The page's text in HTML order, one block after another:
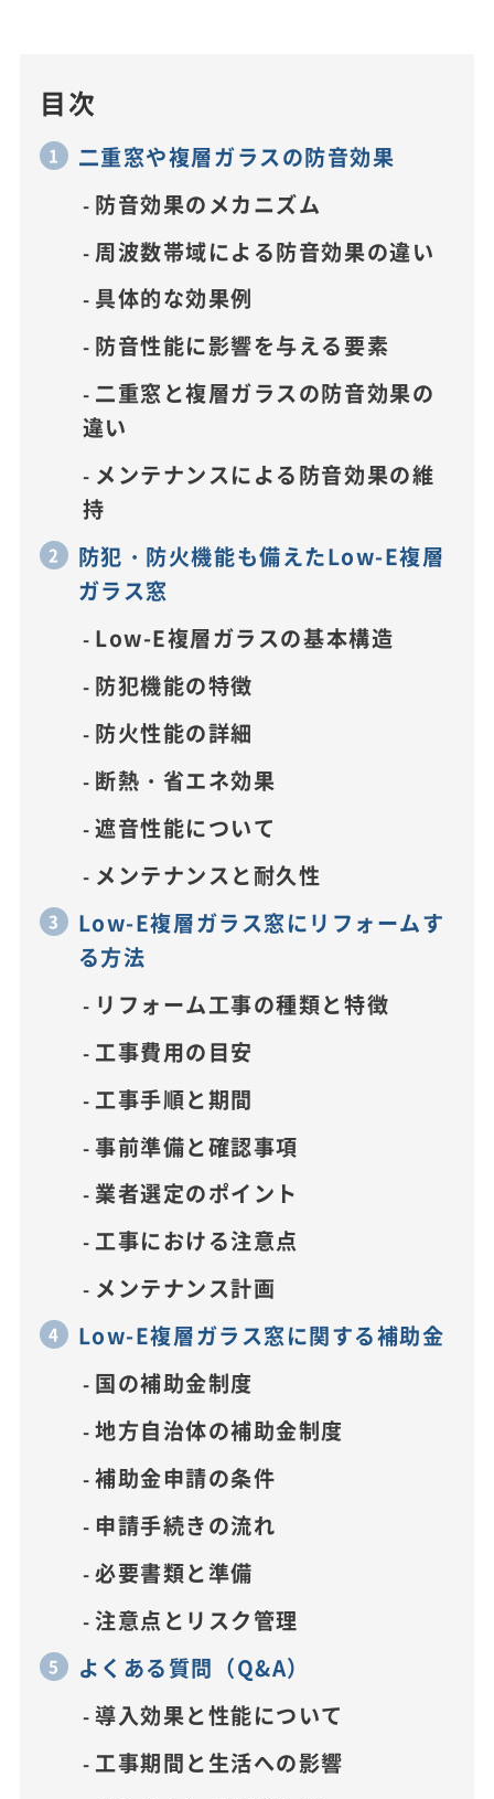
目次
二重窓や複層ガラスの防音効果
防音効果のメカニズム
周波数帯域による防音効果の違い
具体的な効果例
防音性能に影響を与える要素
二重窓と複層ガラスの防音効果の
違い
メンテナンスによる防音効果の維
持
防犯・防火機能も備えたLow-E複層
ガラス窓
Low-E複層ガラスの基本構造
防犯機能の特徴
防火性能の詳細
断熱・省エネ効果
遮音性能について
メンテナンスと耐久性
Low-E複層ガラス窓にリフォームす
る方法
リフォーム工事の種類と特徴
工事費用の目安
工事手順と期間
事前準備と確認事項
業者選定のポイント
工事における注意点
メンテナンス計画
Low-E複層ガラス窓に関する補助金
国の補助金制度
地方自治体の補助金制度
補助金申請の条件
申請手続きの流れ
必要書類と準備
注意点とリスク管理
よくある質問（Q&A）
導入効果と性能について
工事期間と生活への影響